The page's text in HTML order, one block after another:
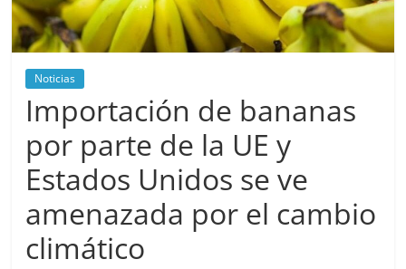
Noticias
Importación de bananas
por parte de la UE y
Estados Unidos se ve
amenazada por el cambio
climático